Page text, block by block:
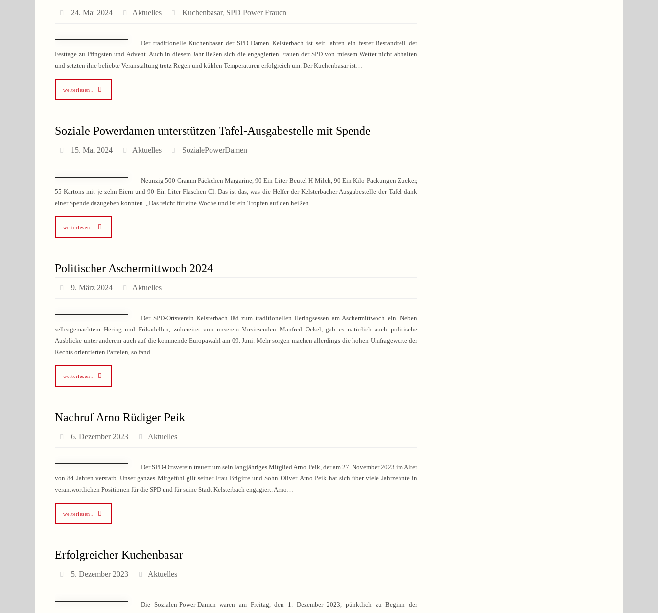
24. Mai 2024 Aktuelles Kuchenbasar, SPD Power Frauen
Der traditionelle Kuchenbasar der SPD Damen Kelsterbach ist seit Jahren ein fester Bestandteil der
Festtage zu Pfingsten und Advent. Auch in diesem Jahr ließen sich die engagierten Frauen der SPD von miesem Wetter nicht abhalten
und setzten ihre beliebte Veranstaltung trotz Regen und kühlen Temperaturen erfolgreich um. Der Kuchenbasar ist…
weiterlesen…
Soziale Powerdamen unterstützen Tafel-Ausgabestelle mit Spende
15. Mai 2024 Aktuelles SozialePowerDamen
Neunzig 500-Gramm Päckchen Margarine, 90 Ein Liter-Beutel H-Milch, 90 Ein Kilo-Packungen Zucker,
55 Kartons mit je zehn Eiern und 90 Ein-Liter-Flaschen Öl. Das ist das, was die Helfer der Kelsterbacher Ausgabestelle der Tafel dank
einer Spende dazugeben konnten. „Das reicht für eine Woche und ist ein Tropfen auf den heißen…
weiterlesen…
Politischer Aschermittwoch 2024
9. März 2024 Aktuelles
Der SPD-Ortsverein Kelsterbach läd zum traditionellen Heringsessen am Aschermittwoch ein. Neben
selbstgemachtem Hering und Frikadellen, zubereitet von unserem Vorsitzenden Manfred Ockel, gab es natürlich auch politische
Ausblicke unter anderem auch auf die kommende Europawahl am 09. Juni. Mehr sorgen machen allerdings die hohen Umfragewerte der
Rechts orientierten Parteien, so fand…
weiterlesen…
Nachruf Arno Rüdiger Peik
6. Dezember 2023 Aktuelles
Der SPD-Ortsverein trauert um sein langjähriges Mitglied Arno Peik, der am 27. November 2023 im Alter
von 84 Jahren verstarb. Unser ganzes Mitgefühl gilt seiner Frau Brigitte und Sohn Oliver. Arno Peik hat sich über viele Jahrzehnte in
verantwortlichen Positionen für die SPD und für seine Stadt Kelsterbach engagiert. Arno…
weiterlesen…
Erfolgreicher Kuchenbasar
5. Dezember 2023 Aktuelles
Die Sozialen-Power-Damen waren am Freitag, den 1. Dezember 2023, pünktlich zu Beginn der